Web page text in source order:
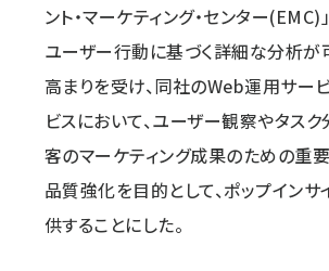
ント・マーケティング・センター
ユーザー行動に基づく詳細な分析が
高まりを受け、同社のWeb運用サー
ビスにおいて、ユーザー観察やタス
客のマーケティング成果のための重
品質強化を目的として、ポップイン
供することにした。